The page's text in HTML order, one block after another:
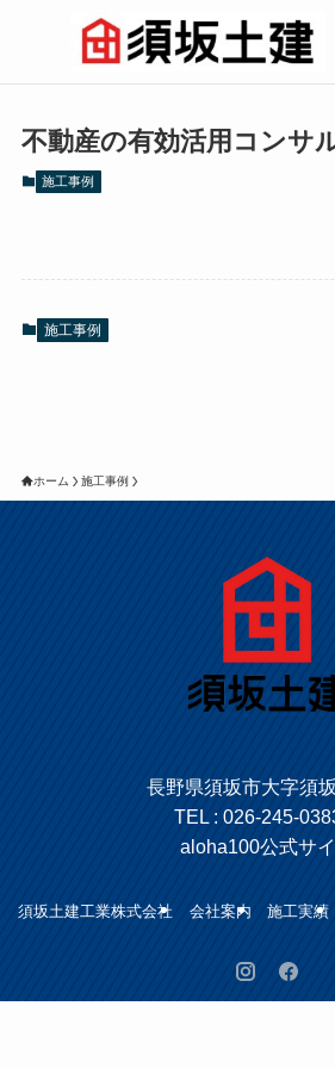
不動産の有効活用コンサ
施工事例
施工事例
ホーム 施工事例
長野県須坂市大字須
TEL : 026-245-
aloha100公式サ
須坂土建工業株式会社 会社案内 施工実績